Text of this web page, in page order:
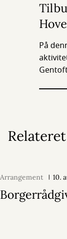
På
Arrangement 10.